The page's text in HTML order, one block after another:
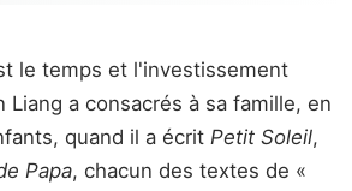
le temps et l'investissement
Liang a consacrés à sa famille, en
quand il a écrit Petit Soleil,
Papa, chacun des textes de «